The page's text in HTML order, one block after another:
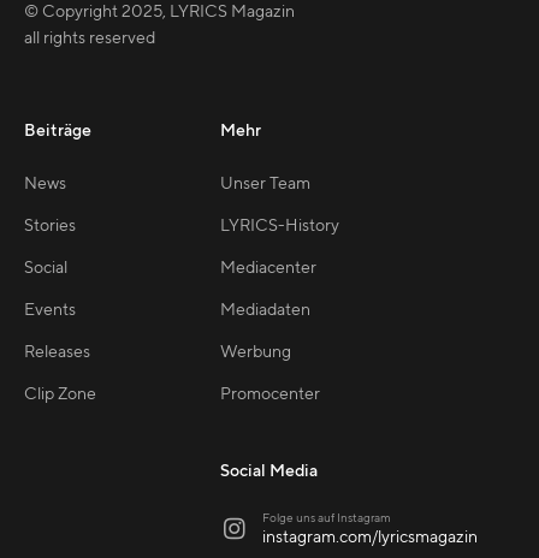
© Copyright2025, LYRICS Magazin
all rights reserved
Beiträge
News
Stories
Social
Events
Releases
Clip Zone
Mehr
Unser Team
LYRICS-History
Mediacenter
Mediadaten
Werbung
Promocenter
Social Media
 Folge uns auf Instagram
instagram.com/lyricsmagazin